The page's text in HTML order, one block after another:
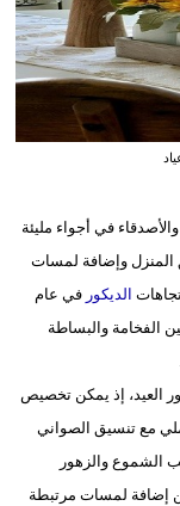
أخبار
إعلام
تعليم
علوم
وتكنولوجيا
بيئة
فيديو
في أجواء مليئة
المنزل وإضافة لمسات
الديكور في عام
الفخامة والبساطة
العيد، إذ يمكن تخصيص
مع تنسيق الصواني
الشموع والزهور
إضافة لمسات مرتبطة